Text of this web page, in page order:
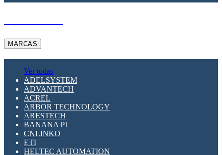
MARCAS
Ver todas
ADELSYSTEM
ADVANTECH
ACREL
ARBOR TECHNOLOGY
ARESTECH
BANANA PI
CNLINKO
ETI
HELTEC AUTOMATION